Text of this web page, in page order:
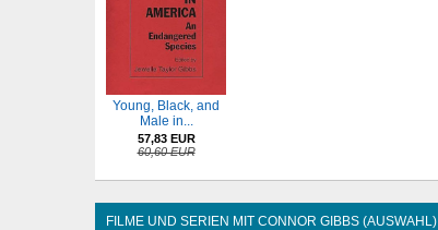
Young, Black, and
Male in...
57,83 EUR
60,60 EUR
FILME UND SERIEN MIT CONNOR GIBBS (AUSWAHL)